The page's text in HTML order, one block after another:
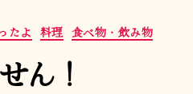
カ
テ
ゴ
リ
たよ 料理 食べ物・飲み物
ん！